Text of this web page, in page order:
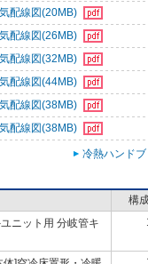
配線図(20MB)
配線図(26MB)
配線図(32MB)
配線図(44MB)
配線図(38MB)
配線図(38MB)
冷熱ハンド
構
ニット用 分岐管キ